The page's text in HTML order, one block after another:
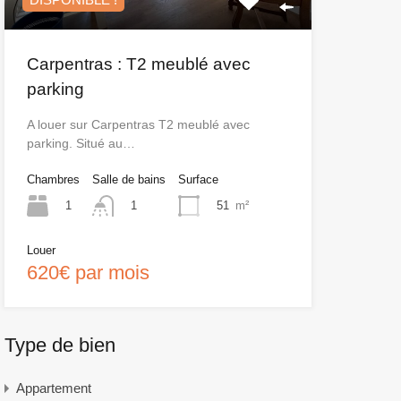
Carpentras : T2 meublé avec
parking
A louer sur Carpentras T2 meublé avec
parking. Situé au…
Chambres
1
Salle de bains
1
Surface
51
m²
Louer
620€ par mois
Type de bien
Appartement